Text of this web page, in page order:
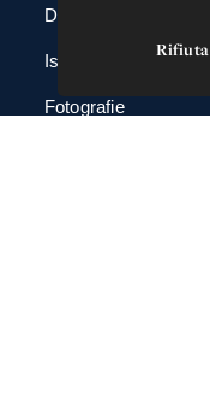
Rifiuta
DBDrive
Iscrizioni
Fotografie